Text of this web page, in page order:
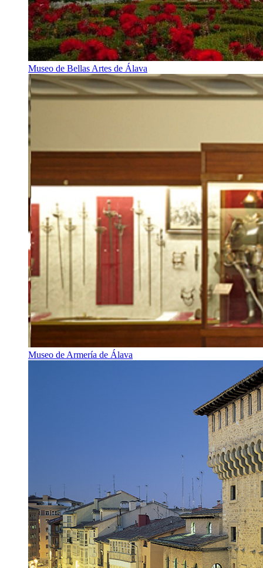
Museo de Bellas Artes de Álava
Museo de Armería de Álava